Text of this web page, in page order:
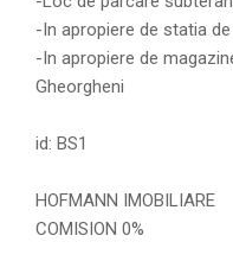
-In apropiere de statia
-In apropiere de
Gheorgheni
id: BS1
HOFMANN IMOBILIARE
COMISION 0%